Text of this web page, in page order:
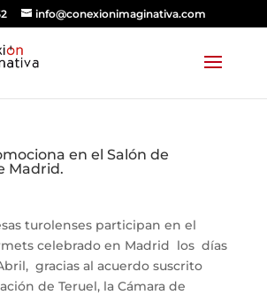
info@conexionimaginativa.com
en el Salón de
Madrid.
turolenses participan en el
celebrado en Madrid los días
Abril, gracias al acuerdo suscrito
de Teruel, la Cámara de